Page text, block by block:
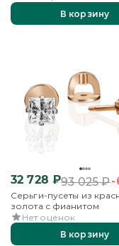
В корзину
32 728 ₽93 025₽-
Серьги-пусеты из
золота с фианитом
Нет оценок
В корзину